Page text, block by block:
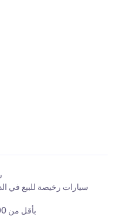
سيارات رخيصة للبيع في
أفضل سيارات SUV بأقل من 100,000 ر.ق في قطر